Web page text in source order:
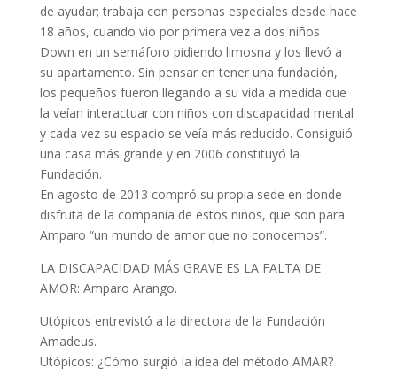
de ayudar; trabaja con personas especiales desde hace
18 años, cuando vio por primera vez a dos niños
Down en un semáforo pidiendo limosna y los llevó a
su apartamento. Sin pensar en tener una fundación,
los pequeños fueron llegando a su vida a medida que
la veían interactuar con niños con discapacidad mental
y cada vez su espacio se veía más reducido. Consiguió
una casa más grande y en 2006 constituyó la
Fundación.
En agosto de 2013 compró su propia sede en donde
disfruta de la compañía de estos niños, que son para
Amparo “un mundo de amor que no conocemos”.
LA DISCAPACIDAD MÁS GRAVE ES LA FALTA DE
AMOR: Amparo Arango.
Utópicos entrevistó a la directora de la Fundación
Amadeus.
Utópicos: ¿Cómo surgió la idea del método AMAR?